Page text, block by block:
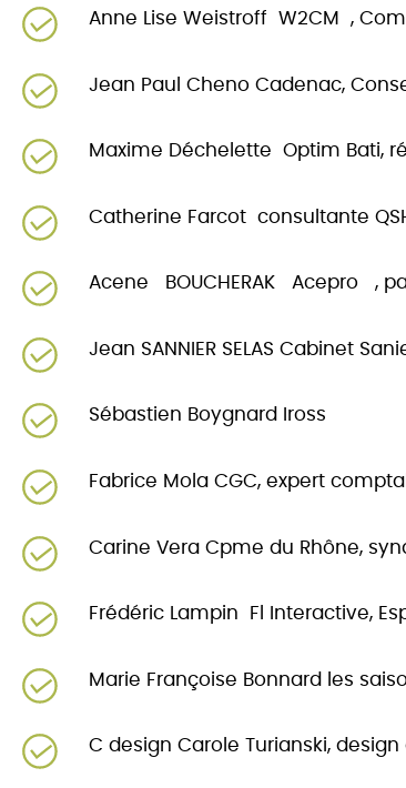
Anne Lise Weistroff W2CM ,
Jean Paul Cheno Cadenac,
Maxime Déchelette Optim Bati,
Catherine Farcot consultante
Acene BOUCHERAK Acepro ,
Jean SANNIER SELAS Cabinet
Sébastien Boygnard Iross
Fabrice Mola CGC, expert
Carine Vera Cpme du Rhône,
Frédéric Lampin Fl Interactive,
Marie Françoise Bonnard les
C design Carole Turianski, design